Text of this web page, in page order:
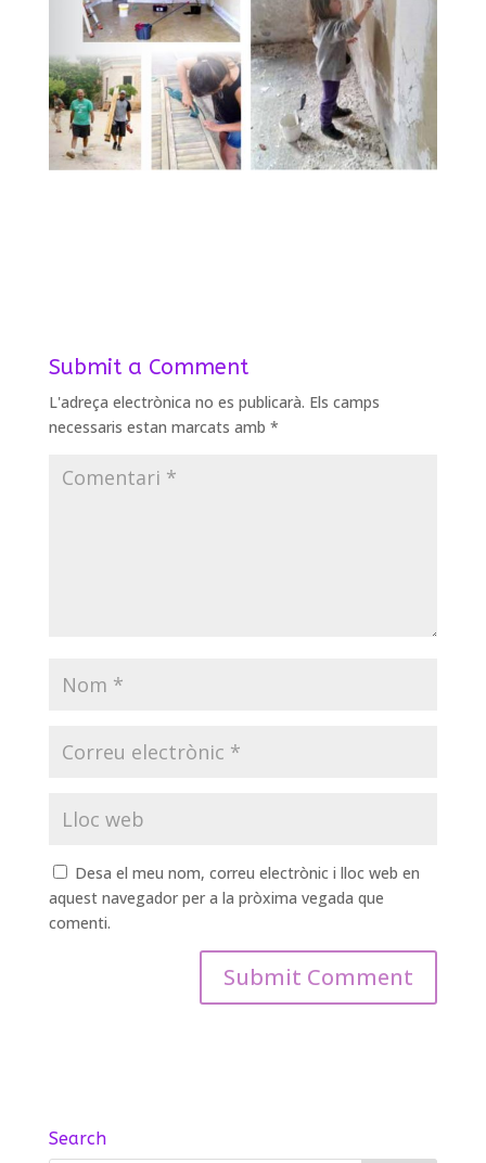
Submit a Comment
L'adreça electrònica no es publicarà. Els camps
necessaris estan marcats amb *
Desa el meu nom, correu electrònic i lloc web en
aquest navegador per a la pròxima vegada que
comenti.
Search